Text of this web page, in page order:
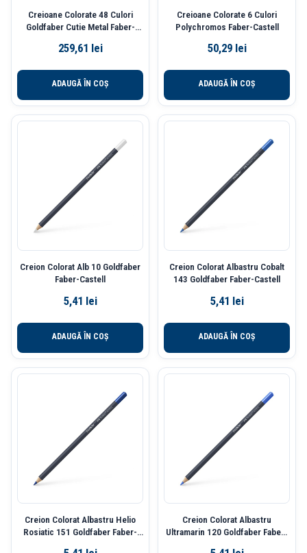
Creioane Colorate 48 Culori
Goldfaber Cutie Metal Faber-
259,61 lei
ADAUGĂ ÎN COȘ
Creioane Colorate 6 Culori
Polychromos Faber-Castell
50,29 lei
ADAUGĂ ÎN COȘ
Creion Colorat Alb 10 Goldfaber
Faber-Castell
5,41 lei
ADAUGĂ ÎN COȘ
Creion Colorat Albastru Cobalt
143 Goldfaber Faber-Castell
5,41 lei
ADAUGĂ ÎN COȘ
Creion Colorat Albastru Helio
Rosiatic 151 Goldfaber Faber-
Creion Colorat Albastru
Ultramarin 120 Goldfaber Faber-